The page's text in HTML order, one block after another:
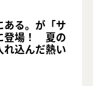
ある。が「サ
登場！ 夏の
れ込んだ熱い